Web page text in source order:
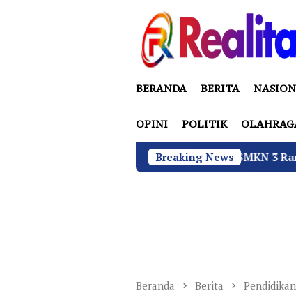
BERANDA BERITA
OPINI POLITIK
Breaking News
Tekan Fatalitas Kecelakaan, SMKN 3 Rantau Utara
Beranda Berita Pendidikan